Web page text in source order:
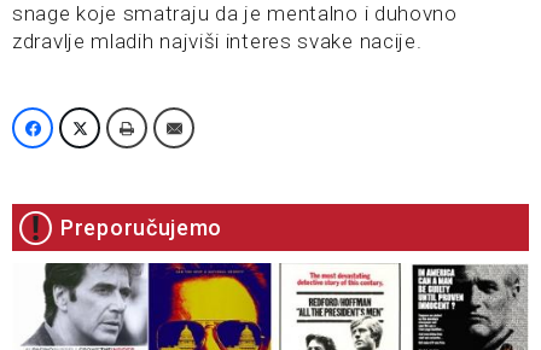
snage koje smatraju da je mentalno i duhovno
zdravlje mladih najviši interes svake nacije.
Preporučujemo